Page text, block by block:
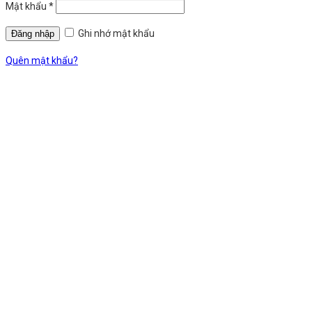
Mật khẩu *
Ghi nhớ mật khẩu
Quên mật khẩu?